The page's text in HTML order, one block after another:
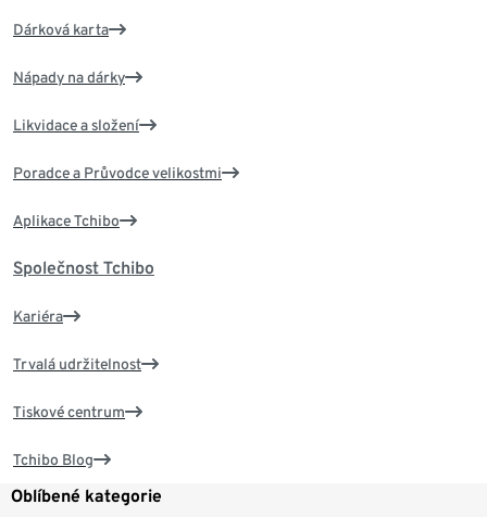
Dárková karta
Nápady na dárky
Likvidace a složení
Poradce a Průvodce velikostmi
Aplikace Tchibo
Společnost Tchibo
Kariéra
Trvalá udržitelnost
Tiskové centrum
Tchibo Blog
Oblíbené kategorie